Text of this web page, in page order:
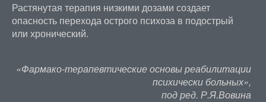
Растянутая терапия низкими дозами создает
опасность перехода острого психоза в подострый
или хронический.
«Фармако-терапевтические основы реабилитации
психически больных»,
под ред. Р.Я.Вовина